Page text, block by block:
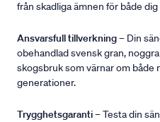
från skadliga ämnen för både
Ansvarsfull tillverkning– Din
obehandlad svensk gran,
skogsbruk som värnar om både
generationer.
Trygghetsgaranti– Testa din